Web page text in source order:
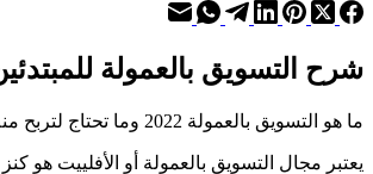
شرح التسويق بالعمولة للمبتدئين 2022 تدريب النخبة لربح المال من
ما هو التسويق بالعمولة 2022 وما تحتاج لتربح منه آلاف الدولارات من خلال تدريب النخبة
يعتبر مجال التسويق بالعمولة أو الأفلييت